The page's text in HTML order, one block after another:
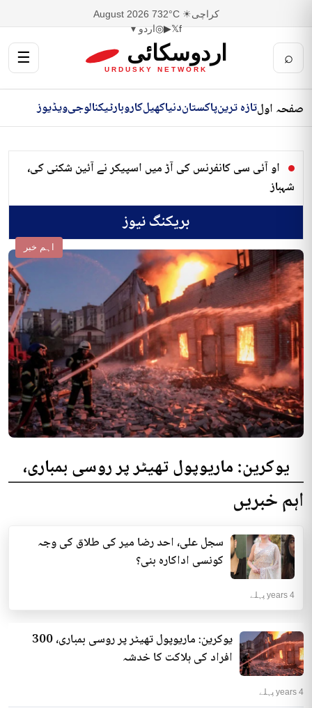
کراچی☀ 32°C
7 August 2026
f
𝕏
▶
◎اردو ▾
⌕ اردوسکائی
URDUSKY NETWORK
☰
صفحہ اولتازہ ترینپاکستاندنیاکھیلکاروبارٹیکنالوجیویڈیوز
او آئی سی کانفرنس کی آڑ میں اسپیکر نے آئین شکنی کی،
شہباز
بریکنگ نیوز
اہم خبر
یوکرین: ماریوپول تھیٹر پر روسی بمباری،
300 افراد کی ہلاکت کا خدشہ
کا خدشہ ظاہر کیا اور کہا کہ کم...
انٹرنیشنل | 4 years پہلے
اہم خبریں
سجل علی، احد رضا میر کی طلاق کی وجہ
کونسی اداکارہ بنی؟
4 years پہلے
یوکرین: ماریوپول تھیٹر پر روسی بمباری، 300
افراد کی ہلاکت کا خدشہ
4 years پہلے